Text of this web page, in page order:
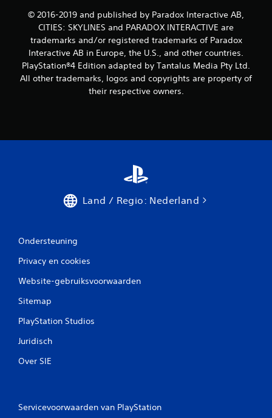
© 2016-2019 and published by Paradox Interactive AB,
CITIES: SKYLINES and PARADOX INTERACTIVE are
trademarks and/or registered trademarks of Paradox
Interactive AB in Europe, the U.S., and other countries.
PlayStation®4 Edition adapted by Tantalus Media Pty Ltd.
All other trademarks, logos and copyrights are property of
their respective owners.
Land / Regio: Nederland
Ondersteuning
Privacy en cookies
Website-gebruiksvoorwaarden
Sitemap
PlayStation Studios
Juridisch
Over SIE
Servicevoorwaarden van PlayStation